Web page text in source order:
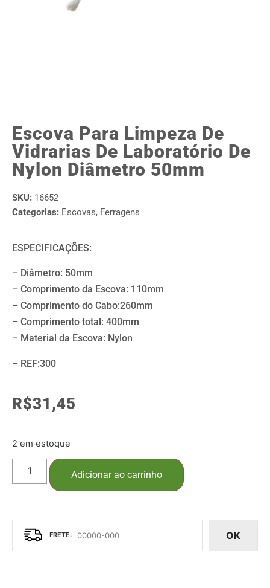
Escova Para Limpeza De
Vidrarias De Laboratório De
Nylon Diâmetro 50mm
SKU: 16652
Categorias: Escovas, Ferragens
ESPECIFICAÇÕES:
– Diâmetro: 50mm
– Comprimento da Escova: 110mm
– Comprimento do Cabo:260mm
– Comprimento total: 400mm
– Material da Escova: Nylon
– REF:300
R$31,45
2 em estoque
Adicionar ao carrinho
OK